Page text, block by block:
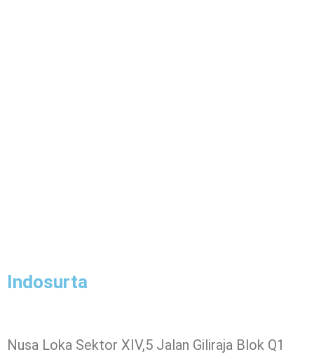
Indosurta
Nusa Loka Sektor XIV,5 Jalan Giliraja Blok Q1